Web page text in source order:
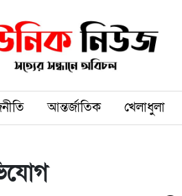
আন্তর্জাতিক খেলাধুলা